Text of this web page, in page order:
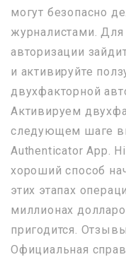
могут безопасно
журналистами.
авторизации
и активируйте
двухфакторной
Активируем
следующем шаге
Authenticator App.
хороший способ
этих этапах
миллионах
пригодится.
Официальная